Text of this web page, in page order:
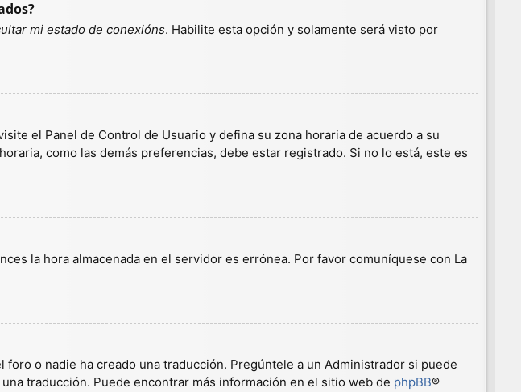
mi estado de conexións. Habilite esta opción y solamente será visto por
el Panel de Control de Usuario y defina su zona horaria de acuerdo a su
como las demás preferencias, debe estar registrado. Si no lo está, este es
la hora almacenada en el servidor es errónea. Por favor comuníquese con La
o nadie ha creado una traducción. Pregúntele a un Administrador si puede
traducción. Puede encontrar más información en el sitio web de phpBB®